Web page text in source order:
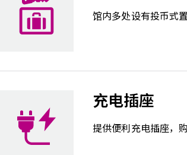
馆内多处设有投币式
充电插座
提供便利充电插座，